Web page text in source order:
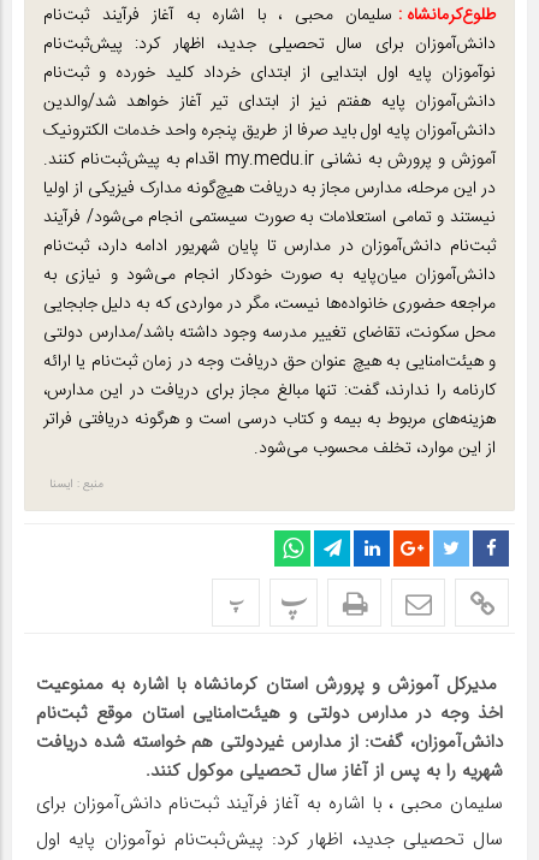
طلوع‌‌کرمانشاه : سلیمان محبی ، با اشاره به آغاز فرآیند ثبت‌نام
دانش‌آموزان برای سال تحصیلی جدید، اظهار کرد: پیش‌ثبت‌نام
نوآموزان پایه اول ابتدایی از ابتدای خرداد کلید خورده و ثبت‌نام
دانش‌آموزان پایه هفتم نیز از ابتدای تیر آغاز خواهد شد/والدین
دانش‌آموزان پایه اول باید صرفا از طریق پنجره واحد خدمات الکترونیک
آموزش و پرورش به نشانی my.medu.ir اقدام به پیش‌ثبت‌نام کنند.
در این مرحله، مدارس مجاز به دریافت هیچ‌گونه مدارک فیزیکی از اولیا
نیستند و تمامی استعلامات به صورت سیستمی انجام می‌شود/ فرآیند
ثبت‌نام دانش‌آموزان در مدارس تا پایان شهریور ادامه دارد، ثبت‌نام
دانش‌آموزان میان‌پایه به صورت خودکار انجام می‌شود و نیازی به
مراجعه حضوری خانواده‌ها نیست، مگر در مواردی که به دلیل جابجایی
محل سکونت، تقاضای تغییر مدرسه وجود داشته باشد/مدارس دولتی
و هیئت‌امنایی به هیچ عنوان حق دریافت وجه در زمان ثبت‌نام یا ارائه
کارنامه را ندارند، گفت: تنها مبالغ مجاز برای دریافت در این مدارس،
هزینه‌های مربوط به بیمه و کتاب درسی است و هرگونه دریافتی فراتر
از این موارد، تخلف محسوب می‌شود.
منبع : ایسنا
پ پ
مدیرکل آموزش‌ و پرورش استان کرمانشاه با اشاره به ممنوعیت
اخذ وجه در مدارس دولتی و هیئت‌امنایی استان موقع ثبت‌نام
دانش‌آموزان، گفت: از مدارس غیردولتی هم خواسته شده دریافت
شهریه را به پس از آغاز سال تحصیلی موکول کنند.
سلیمان محبی ، با اشاره به آغاز فرآیند ثبت‌نام دانش‌آموزان برای
سال تحصیلی جدید، اظهار کرد: پیش‌ثبت‌نام نوآموزان پایه اول